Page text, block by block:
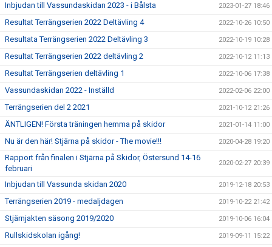
Inbjudan till Vassundaskidan 2023 - i Bålsta 2023-01-27 18:46
Resultat Terrängserien 2022 Deltävling 4 2022-10-26 10:50
Resultata Terrängserien 2022 Deltävling 3 2022-10-19 10:28
Resultat Terrängserien 2022 deltävling 2 2022-10-12 11:13
Resultat Terrängserien deltävling 1 2022-10-06 17:38
Vassundaskidan 2022 - Inställd 2022-02-06 22:00
Terrängserien del 2 2021 2021-10-12 21:26
ÄNTLIGEN! Första träningen hemma på skidor 2021-01-14 11:00
Nu är den här! Stjärna på skidor - The movie!!! 2020-04-28 19:20
Rapport från finalen i Stjärna på Skidor, Östersund 14-16
februari
2020-02-27 20:39
Inbjudan till Vassunda skidan 2020 2019-12-18 20:53
Terrängserien 2019 - medaljdagen 2019-10-22 21:42
Stjärnjakten säsong 2019/2020 2019-10-06 16:04
Rullskidskolan igång! 2019-09-11 15:22